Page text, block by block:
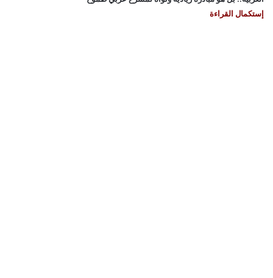
إستكمال القراءة